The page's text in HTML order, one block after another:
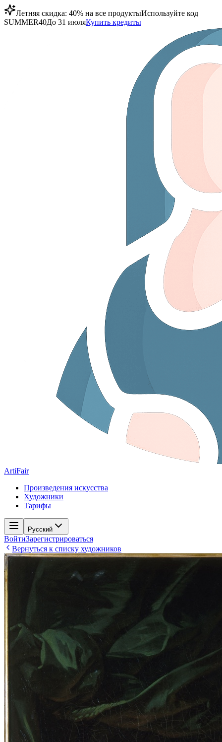
Летняя скидка: 40% на все продуктыИспользуйте код
SUMMER40До 31 июляКупить кредиты
ArtiFair
Произведения искусства
Художники
Тарифы
Русский
ВойтиЗарегистрироваться
Вернуться к списку художников